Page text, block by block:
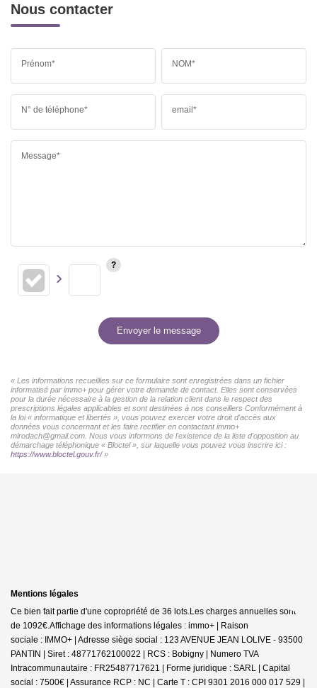
Nous contacter
Prénom* NOM*
N° de téléphone* email*
Message*
Envoyer le message
« Les informations recueillies sur ce formulaire sont enregistrées dans un fichier
informatisé par immo+ pour gérer votre demande de contact. Elles sont conservées
pour la durée nécessaire à la gestion de la relation client dans le respect des
prescriptions légales applicables et sont destinées à nos conseillers Conformément à
la loi « informatique et libertés », vous pouvez exercer votre droit d'accès aux
données vous concernant et les faire rectifier en contactant immo+
mlrodach@gmail.com. Nous vous informons de l'existence de la liste d'opposition au
démarchage téléphonique « Bloctel », sur laquelle vous pouvez vous inscrire ici :
https://www.bloctel.gouv.fr/»
Mentions légales
Ce bien fait partie d'une copropriété de 36 lots.Les charges annuelles sont
de 1092€. Affichage des informations légales : immo+ | Raison
sociale : IMMO+ | Adresse siège social : 123 AVENUE JEAN LOLIVE - 93500
PANTIN | Siret : 48771762100022 | RCS : Bobigny | Numero TVA
Intracommunautaire : FR25487717621 | Forme juridique : SARL | Capital
social : 7500€ | Assurance RCP : NC | Carte T : CPI 9301 2016 000 017 529 |